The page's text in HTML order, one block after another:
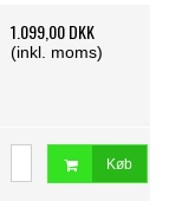
1.099,00 DKK
(inkl. moms)
Køb